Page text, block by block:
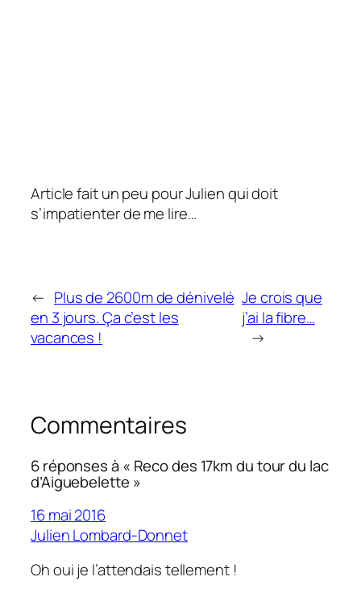
Article fait un peu pour Julien qui doit
s’impatienter de me lire…
← Plus de 2600m de dénivelé
en 3 jours. Ça c’est les
vacances !
Je crois que
j’ai la fibre…
→
Commentaires
6 réponses à « Reco des 17km du tour du lac
d’Aiguebelette »
16 mai 2016
Julien Lombard-Donnet
Oh oui je l’attendais tellement !